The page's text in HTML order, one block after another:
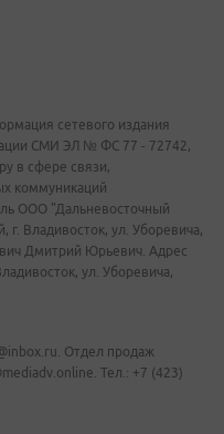
сетевого издания
СМИ ЭЛ № ФС 77 - 72742,
в сфере связи,
коммуникаций
ООО "Дальневосточный
Владивосток, ул. Уборевича,
Дмитрий Юрьевич. Адрес
ул. Уборевича,
Отдел продаж
Тел.: +7 (423)